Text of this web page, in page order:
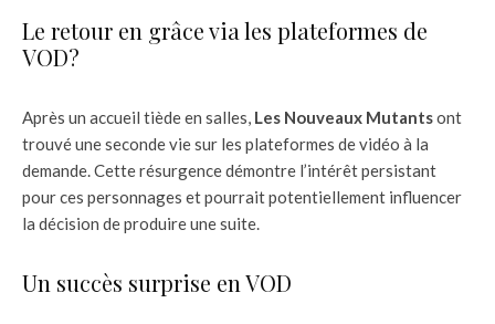
Le retour en grâce via les plateformes de
VOD?
Après un accueil tiède en salles, Les Nouveaux Mutantsont
trouvé une seconde vie sur les plateformes de vidéo à la
demande. Cette résurgence démontre l’intérêt persistant
pour ces personnages et pourrait potentiellement influencer
la décision de produire une suite.
Un succès surprise en VOD